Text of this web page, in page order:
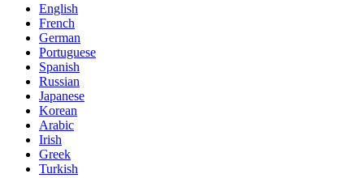
English
French
German
Portuguese
Spanish
Russian
Japanese
Korean
Arabic
Irish
Greek
Turkish